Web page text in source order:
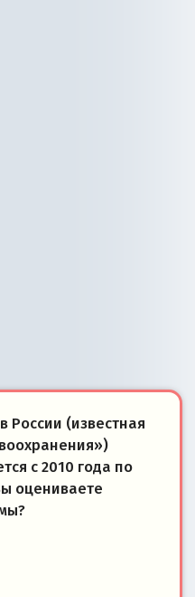
(известная
с 2010 года по
оцениваете